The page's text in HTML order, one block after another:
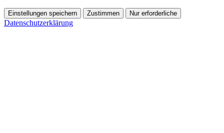
Einstellungen speichern Zustimmen Nur erforderliche
Datenschutzerklärung